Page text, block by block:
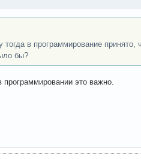
в программирование принято,
бы?
программировании это важно.